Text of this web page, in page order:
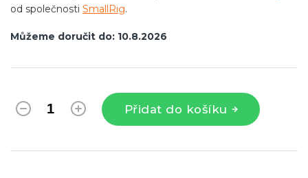
Můžeme doručit do: 10.8.2026
Přidat do košíku
od společnosti SmallRig.